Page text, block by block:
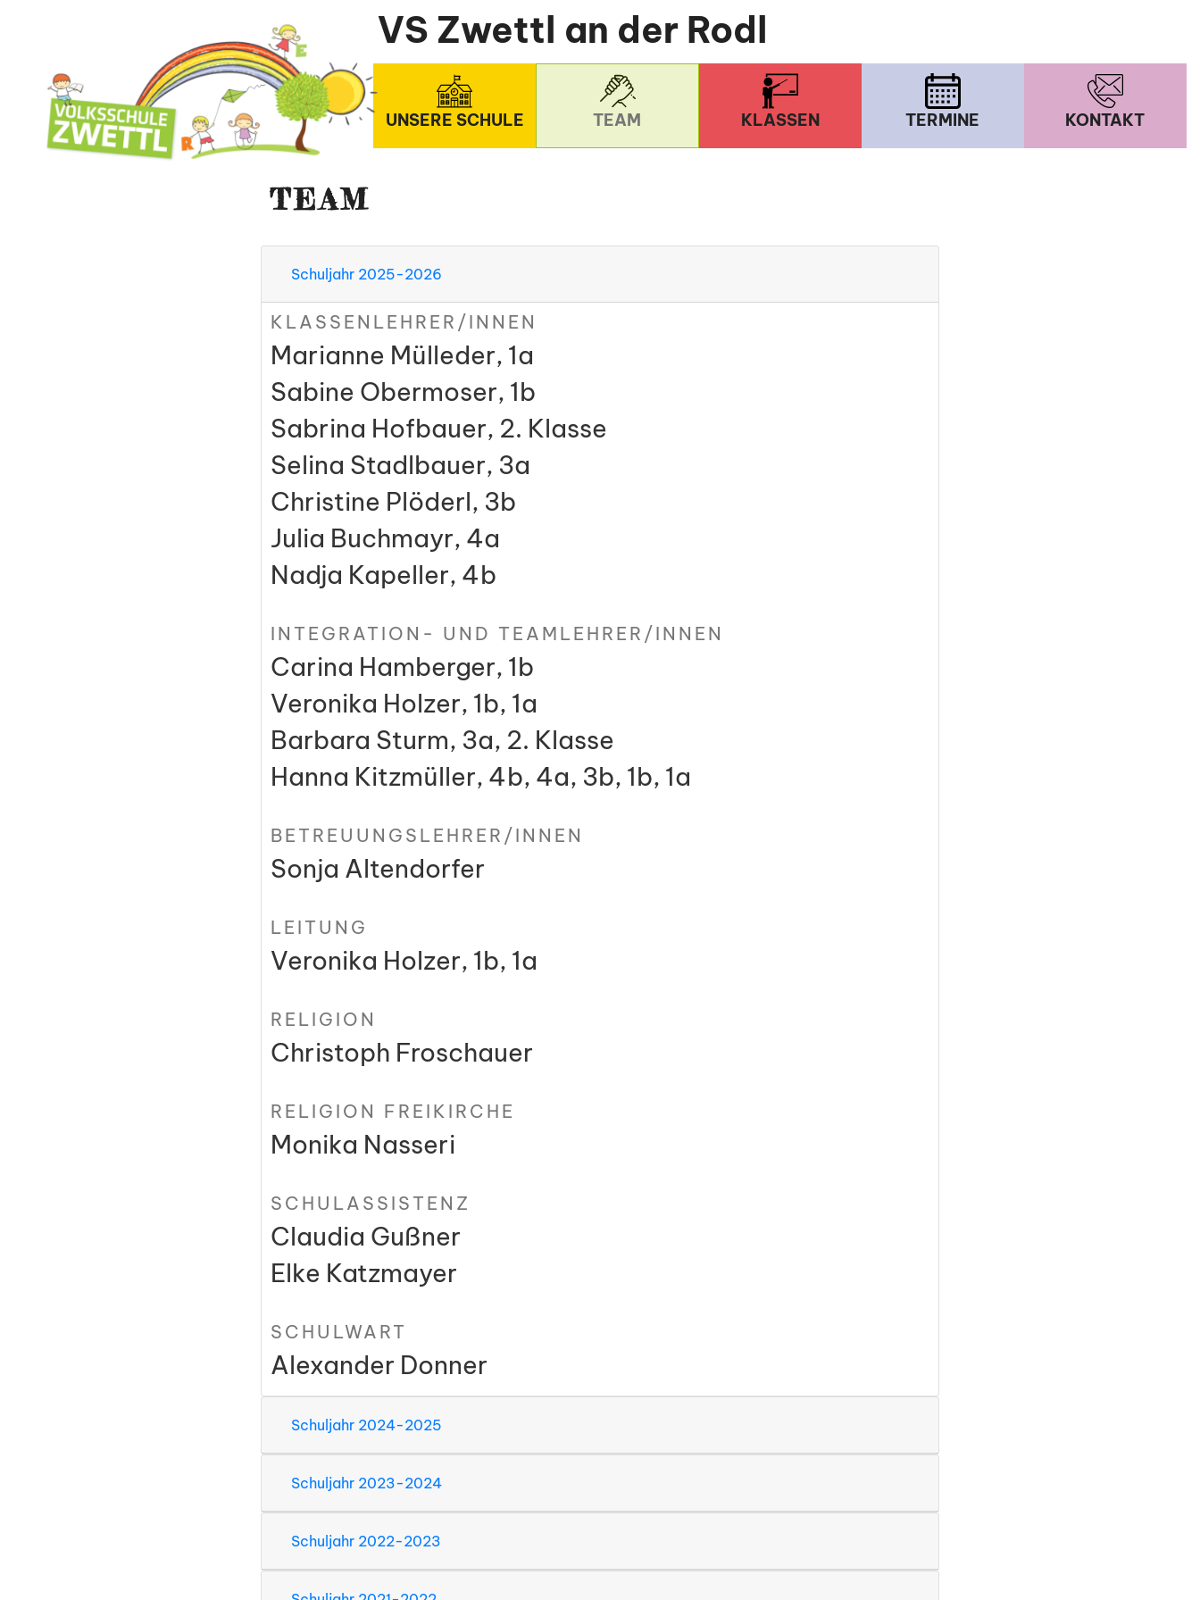
VS Zwettl an der Rodl
UNSERE SCHULE TEAM KLASSEN TERMINE KONTAKT
TEAM
Schuljahr 2025-2026
KLASSENLEHRER/INNEN
Marianne Mülleder, 1a
Sabine Obermoser, 1b
Sabrina Hofbauer, 2. Klasse
Selina Stadlbauer, 3a
Christine Plöderl, 3b
Julia Buchmayr, 4a
Nadja Kapeller, 4b
INTEGRATION- UND TEAMLEHRER/INNEN
Carina Hamberger, 1b
Veronika Holzer, 1b, 1a
Barbara Sturm, 3a, 2. Klasse
Hanna Kitzmüller, 4b, 4a, 3b, 1b, 1a
BETREUUNGSLEHRER/INNEN
Sonja Altendorfer
LEITUNG
Veronika Holzer, 1b, 1a
RELIGION
Christoph Froschauer
RELIGION FREIKIRCHE
Monika Nasseri
SCHULASSISTENZ
Claudia Gußner
Elke Katzmayer
SCHULWART
Alexander Donner
Schuljahr 2024-2025
Schuljahr 2023-2024
Schuljahr 2022-2023